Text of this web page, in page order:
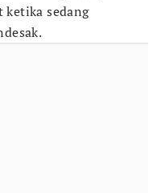
ketika sedang